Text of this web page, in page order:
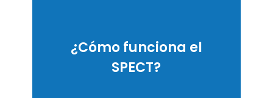
¿Cómo funciona el
SPECT?